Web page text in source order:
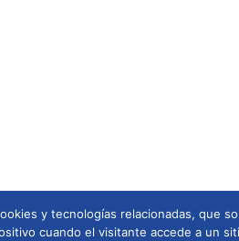
y tecnologías relacionadas, que
cuando el visitante accede a un